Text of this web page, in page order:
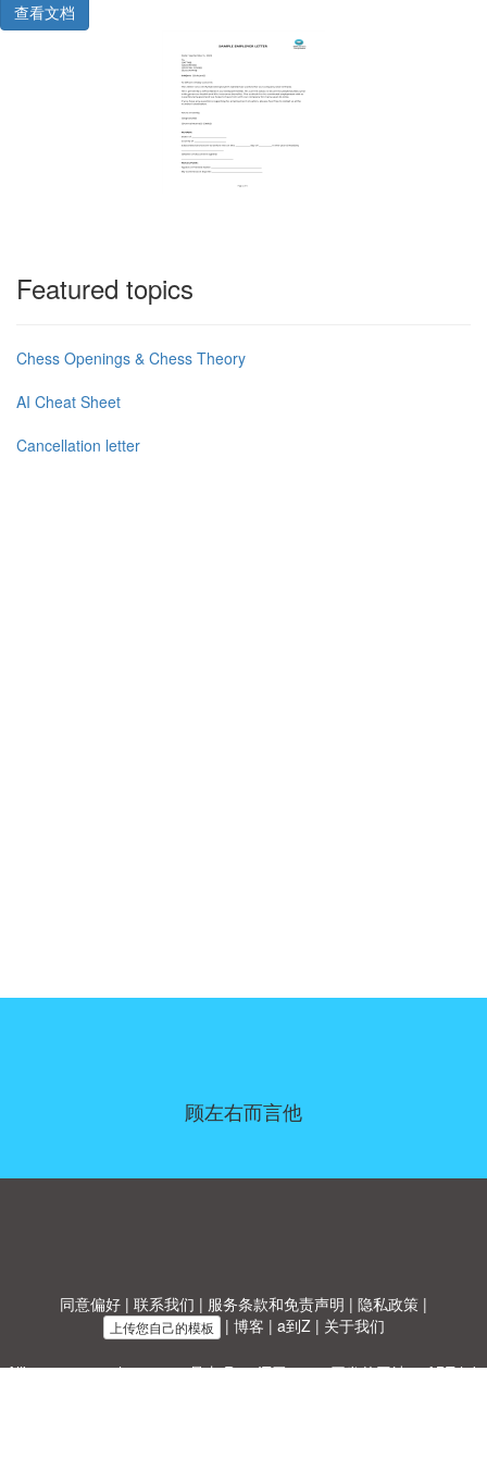
查看文档
Featured topics
Chess Openings & Chess Theory
AI Cheat Sheet
Cancellation letter
顾左右而言他
同意偏好 | 联系我们 | 服务条款和免责声明 | 隐私政策 |
上传您自己的模板 | 博客 | a到Z| 关于我们
Allbusinesstemplates.com是由Ren-IT于 2026 开发的网站 © ABT ltd.